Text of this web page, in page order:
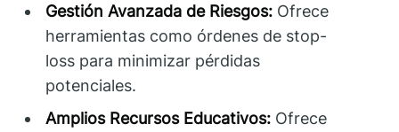
Gestión Avanzada de Riesgos: Ofrece
herramientas como órdenes de stop-
loss para minimizar pérdidas
potenciales.
Amplios Recursos Educativos: Ofrece